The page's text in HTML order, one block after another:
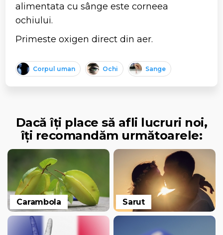
alimentata cu sânge este corneea
ochiului.
Primeste oxigen direct din aer.
Corpul uman Ochi Sange
Dacă îți place să afli lucruri noi,
îți recomandăm următoarele:
Carambola Sarut